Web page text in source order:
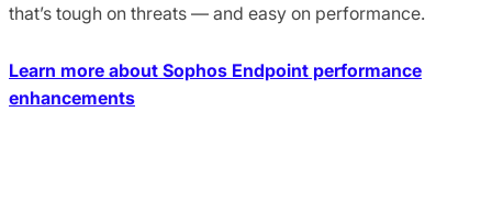
that’s tough on threats — and easy on performance.
Learn more about Sophos Endpoint performance
enhancements